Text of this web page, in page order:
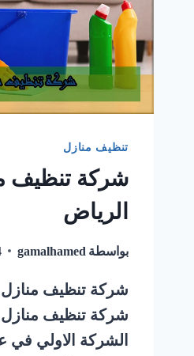
تنظيف منازل
شركة تنظيف
الرياض
بواسطة gamalhamed
شركة تنظيف
شركة تنظيف
الشركة الاولي في